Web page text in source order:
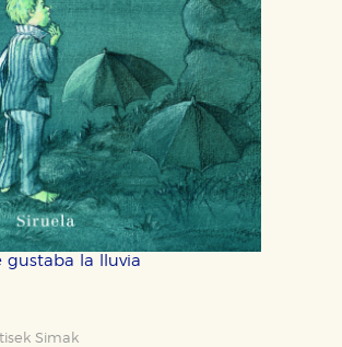
gustaba la lluvia
Simak